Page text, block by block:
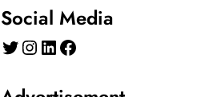
Social Media
Twitter Instagram LinkedIn Facebook